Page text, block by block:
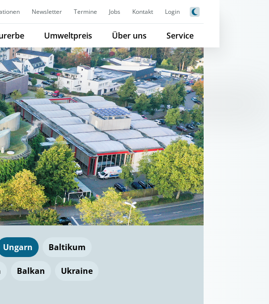
Newsletter Termine Jobs Kontakt Login
Umweltpreis Über uns Service
Ungarn Baltikum
Balkan Ukraine